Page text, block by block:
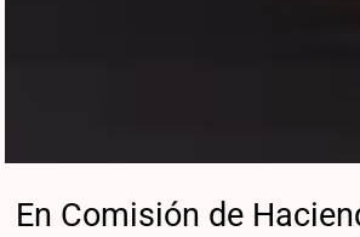
En Comisión de